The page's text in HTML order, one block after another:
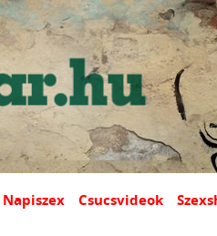
Napiszex Csucsvideok